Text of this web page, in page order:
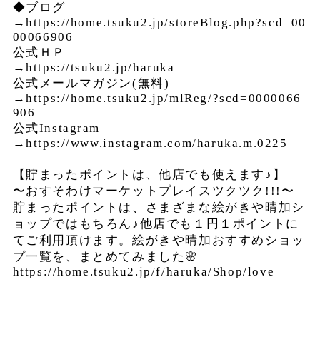
◆ブログ
→https://home.tsuku2.jp/storeBlog.php?scd=00
00066906
公式ＨＰ
→https://tsuku2.jp/haruka
公式メールマガジン(無料)
→https://home.tsuku2.jp/mlReg/?scd=0000066
906
公式Instagram
→https://www.instagram.com/haruka.m.0225
【貯まったポイントは、他店でも使えます♪】
〜おすそわけマーケットプレイスツクツク!!!〜
貯まったポイントは、さまざまな絵がきや晴加シ
ョップではもちろん♪他店でも１円１ポイントに
てご利用頂けます。絵がきや晴加おすすめショッ
プ一覧を、まとめてみました🌸
https://home.tsuku2.jp/f/haruka/Shop/love